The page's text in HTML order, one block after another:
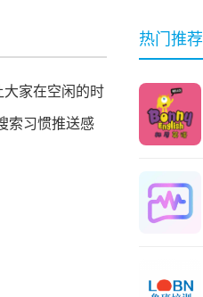
家在空闲的时
索习惯推送感
热门推荐